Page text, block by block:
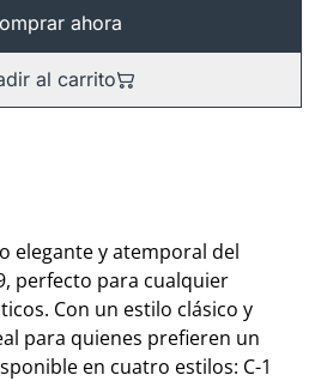
ahora
al carrito
elegante y atemporal del
perfecto para cualquier
Con un estilo clásico y
para quienes prefieren un
en cuatro estilos: C-1